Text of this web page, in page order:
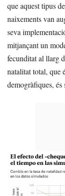
que aquest tipus
naixements van
seva
mitjançant un
fecunditat al llarg
natalitat total, que
demogràfiques,